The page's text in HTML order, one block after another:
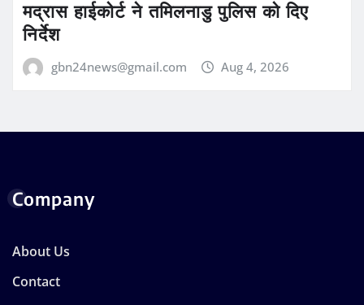
मद्रास हाईकोर्ट ने तमिलनाडु पुलिस को दिए
निर्देश
gbn24news@gmail.com Aug 4, 2026
Company
About Us
Contact